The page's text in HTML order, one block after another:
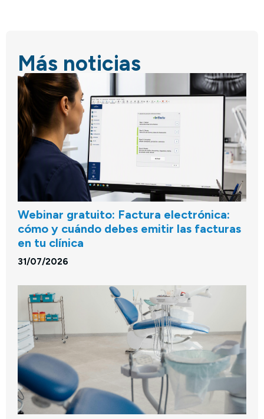
Más noticias
Webinar gratuito: Factura electrónica:
cómo y cuándo debes emitir las facturas
en tu clínica
31/07/2026